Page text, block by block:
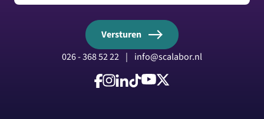
Versturen
026 - 368 52 22 | info@scalabor.nl
Volg ons op Facebook
Volg ons op Instagram
Volg ons op LinkedIn
Volg ons op TikTok
Volg ons op YouTube